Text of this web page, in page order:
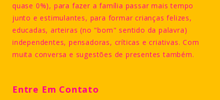
quase 0%), para fazer a família passar mais tempo
junto e estimulantes, para formar crianças felizes,
educadas, arteiras (no "bom" sentido da palavra)
independentes, pensadoras, críticas e criativas. Com
muita conversa e sugestões de presentes também.
Entre Em Contato